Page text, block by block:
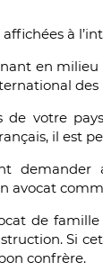
à
en
des
de votre
il est
avocat
de
Si
confrère.